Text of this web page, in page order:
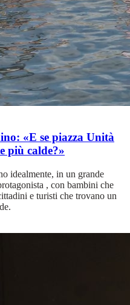
«E se piazza Unità
più calde?»
idealmente, in un grande
, con bambini che
e turisti che trovano un